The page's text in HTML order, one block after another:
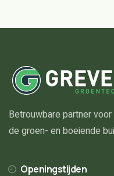
Betrouwbare partner
de groen- en boeiende
Openingstijden